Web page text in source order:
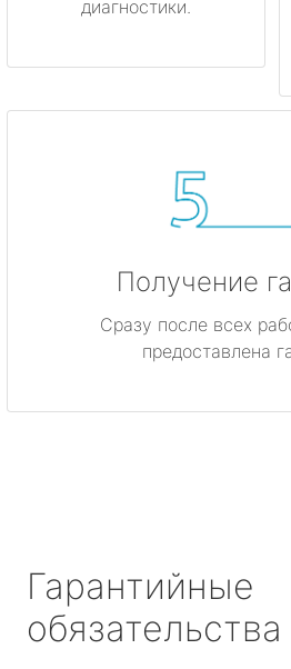
диагностики.
Получение
Сразу после всех
предоставлена
Гарантийные
обязательства